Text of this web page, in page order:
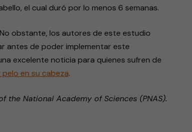
el cual duró por lo menos 6 semanas.
obstante, los autores de este estudio
antes de poder implementar este
excelente noticia para quienes sufren de
en su cabeza.
the National Academy of Sciences (PNAS).